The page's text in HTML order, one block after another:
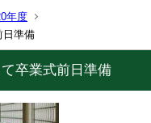
年度
日準備
卒業式前日準備